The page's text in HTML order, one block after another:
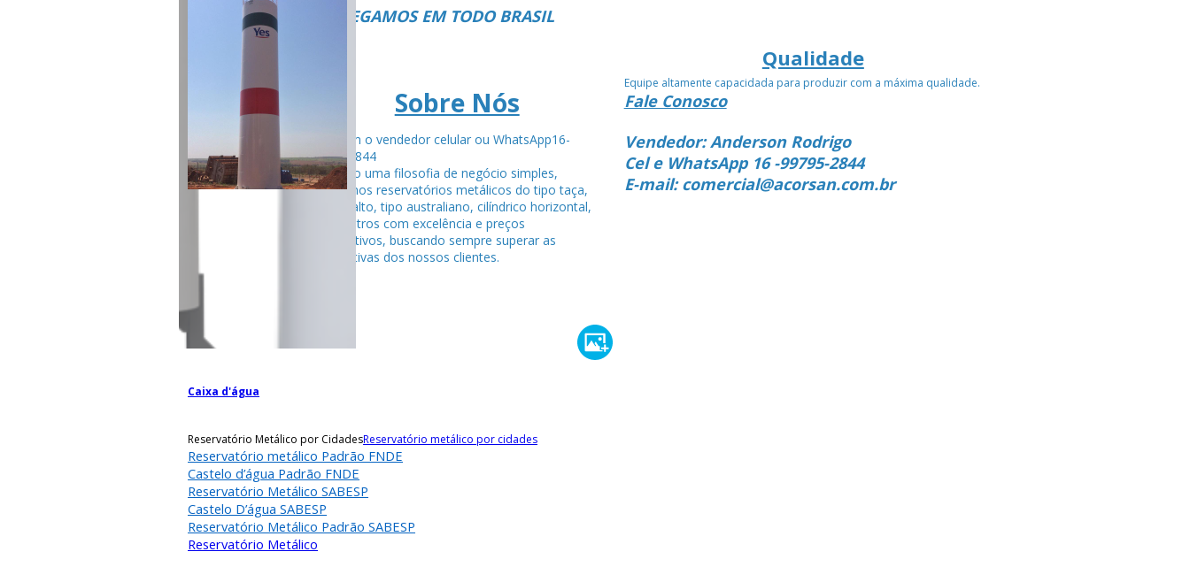
ENTREGAMOS EM TODO BRASIL
Sobre Nós
Fale com o vendedor celular ou WhatsApp16-
99795-2844
Seguindo uma filosofia de negócio simples,
fabricamos reservatórios metálicos do tipo taça,
tubular alto, tipo australiano, cilíndrico horizontal,
entre outros com excelência e preços
competitivos, buscando sempre superar as
espectativas dos nossos clientes.
Qualidade
Equipe altamente capacidada para produzir com a máxima qualidade.
Fale Conosco
Vendedor: Anderson Rodrigo
Cel e WhatsApp 16 -99795-2844
E-mail: comercial@acorsan.com.br
Caixa d'água
Reservatório Metálico por CidadesReservatório metálico por cidades
Reservatório metálico Padrão FNDE
Castelo d’água Padrão FNDE
Reservatório Metálico SABESP
Castelo D’água SABESP
Reservatório Metálico Padrão SABESP
Reservatório Metálico